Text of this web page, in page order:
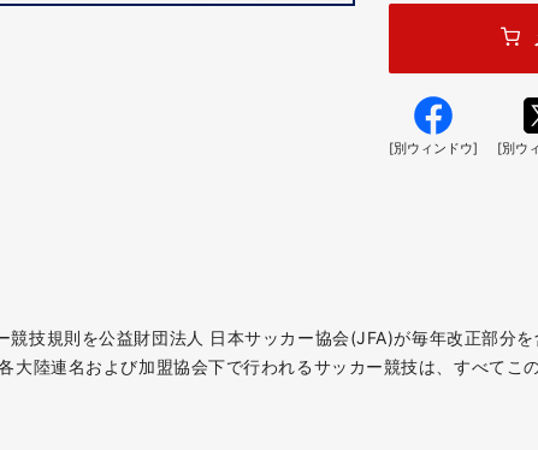
[別ウィンドウ] [別ウ
技規則を公益財団法人 日本サッカー協会(JFA)が毎年改正部分
大陸連名および加盟協会下で行われるサッカー競技は、すべてこ